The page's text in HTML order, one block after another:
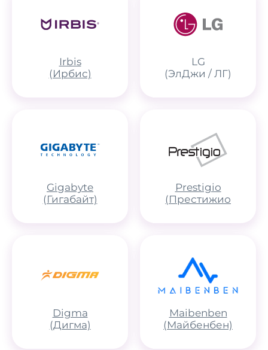
Irbis
(Ирбис)
LG
(ЭлДжи / ЛГ)
Gigabyte
(Гигабайт)
Prestigio
(Престижио
Digma
(Дигма)
Maibenben
(Майбенбен)